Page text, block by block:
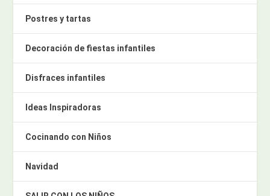
Postres y tartas
Decoración de fiestas infantiles
Disfraces infantiles
Ideas Inspiradoras
Cocinando con Niños
Navidad